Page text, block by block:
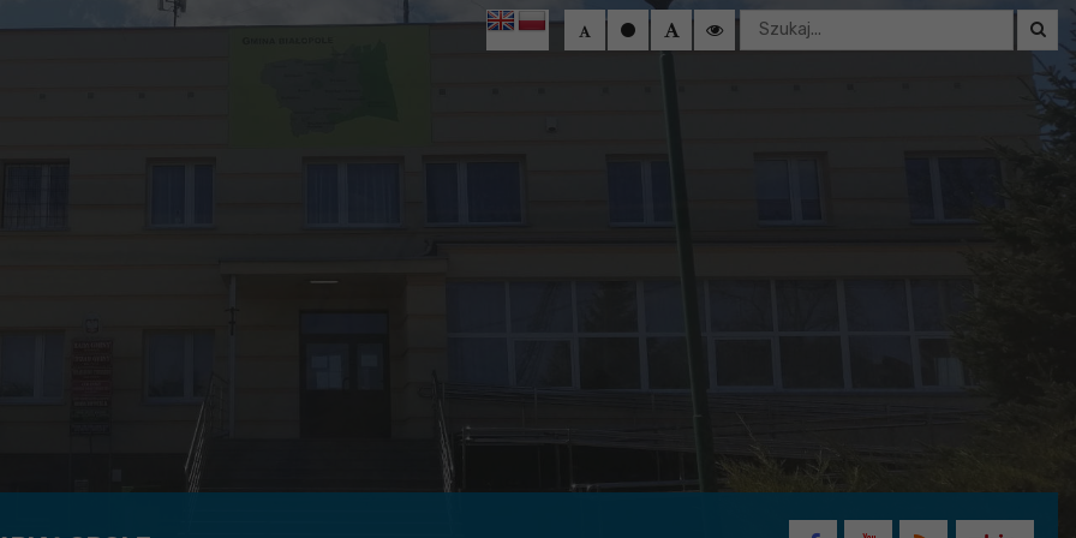
Wyszukaj